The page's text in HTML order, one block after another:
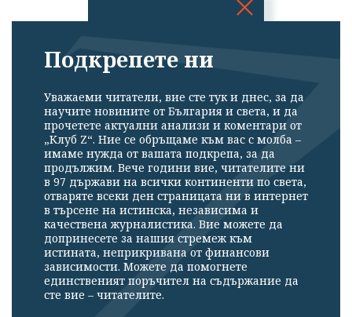
излязохте от
Подкрепете ни
Уважаеми читатели, вие сте тук и днес, за да
научите новините от България и света, и да
прочетете актуални анализи и коментари от
„Клуб Z“. Ние се обръщаме към вас с молба –
имаме нужда от вашата подкрепа, за да
продължим. Вече години вие, читателите ни
в 97 държави на всички континенти по света,
отваряте всеки ден страницата ни в интернет
в търсене на истинска, независима и
качествена журналистика. Вие можете да
допринесете за нашия стремеж към
истината, неприкривана от финансови
зависимости. Можете да помогнете
единственият поръчител на съдържание да
сте вие – читателите.